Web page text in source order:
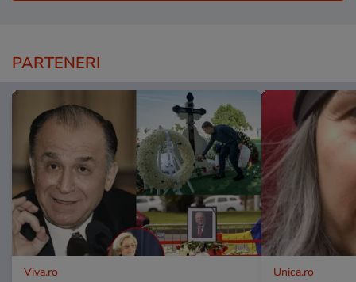
PARTENERI
Viva.ro Unica.ro